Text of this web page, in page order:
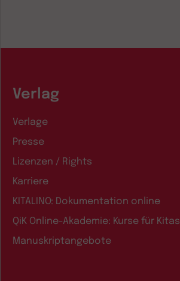
Verlag
Verlage
Presse
Lizenzen / Rights
Karriere
KITALINO: Dokumentation online
QiK Online-Akademie: Kurse für Kitas
Manuskriptangebote